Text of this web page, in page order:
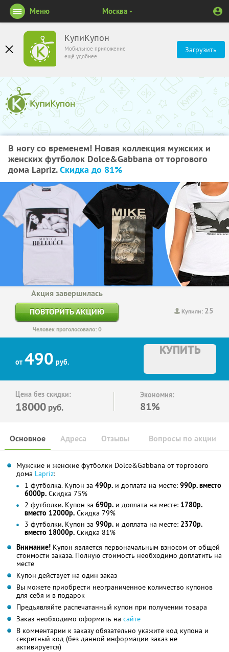
КупиКупон
Мобильное приложение
ещё удобнее
Загрузить
Меню Москва
В ногу со временем! Новая коллекция мужских и
женских футболок Dolce&Gabbana от торгового
дома Lapriz.Скидка до 81%
Купили: 25
Акция завершилась
ПОВТОРИТЬ АКЦИЮ
Человек проголосовало: 0
от 490 руб.
КУПИТЬ
Цена без скидки:
18000 руб.
Экономия:
81%
Основное Отзывы Вопросы по акции
Адреса
Мужские и женские футболки Dolce&Gabbana от торгового
дома Lapriz:
1 футболка. Купон за 490р. и доплата на месте: 990р. вместо
6000р. Скидка 75%
2 футболки. Купон за 690р. и доплата на месте: 1780р.
вместо 12000р. Скидка 79%
3 футболки. Купон за 990р. и доплата на месте: 2370р.
вместо 18000р. Скидка 81%
Внимание! Купон является первоначальным взносом от общей
стоимости заказа. Полную стоимость необходимо доплатить на
месте
Купон действует на один заказ
Вы можете приобрести неограниченное количество купонов
для себя и в подарок
Предъявляйте распечатанный купон при получении товара
Заказ необходимо оформить на сайте
В комментарии к заказу обязательно укажите код купона и
секретный код (без данной информации заказ не
активируется)